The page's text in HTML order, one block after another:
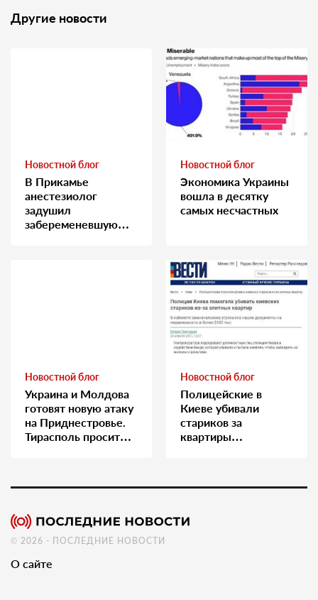
Другие новости
Новостной блог
В Прикамье
анестезиолог
задушил
забеременевшую
Новостной блог
Экономика Украины
вошла в десятку
самых несчастных
Новостной блог
Украина и Молдова
готовят новую атаку
на Приднестровье.
Тирасполь просит
Новостной блог
Полицейские в
Киеве убивали
стариков за
квартиры…
© 2026 - ПОСЛЕДНИЕ НОВОСТИ
О сайте